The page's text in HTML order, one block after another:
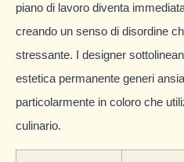
piano di lavoro diventa
creando un senso di disordine
stressante. I designer
estetica permanente generi
particolarmente in coloro che
culinario.